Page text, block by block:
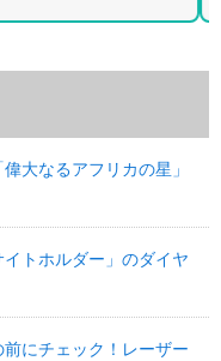
高く売れる
に記載さ
ません。
大なるアフリカの星」
トホルダー」のダイヤ
前にチェック！レーザー